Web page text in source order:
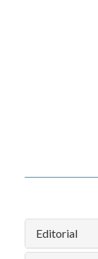
Editorial